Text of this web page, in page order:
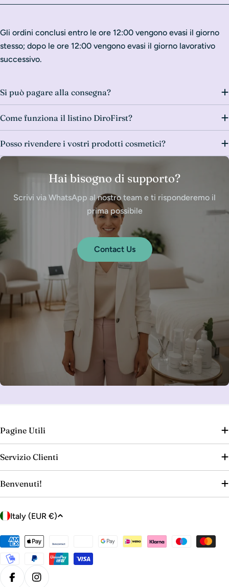
Hai bisogno di supporto?
Scrivi via WhatsApp al nostro team e ti risponderemo il
prima possibile
Contact Us
Gli ordini conclusi entro le ore 12:00 vengono evasi il giorno
stesso; dopo le ore 12:00 vengono evasi il giorno lavorativo
successivo.
Si può pagare alla consegna?
Come funziona il listino DiroFirst?
Posso rivendere i vostri prodotti cosmetici?
Pagine Utili
Servizio Clienti
Benvenuti!
C
n
t
r
Italy (EUR €)
Payment
methods
FacebookInstagram